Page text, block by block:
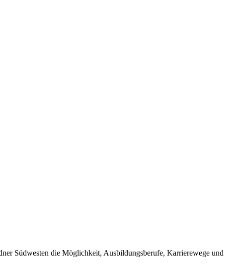
Südwesten die Möglichkeit, Ausbildungsberufe, Karrierewege und